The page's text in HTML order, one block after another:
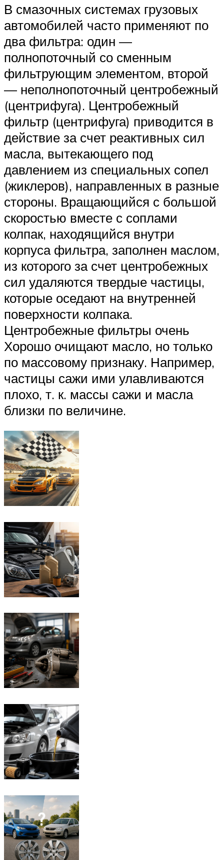
В смазочных системах грузовых
автомобилей часто применяют по
два фильтра: один —
полнопоточный со сменным
фильтрующим элементом, второй
— неполнопоточный центробежный
(центрифуга). Центробежный
фильтр (центрифуга) приводится в
действие за счет реактивных сил
масла, вытекающего под
давлением из специальных сопел
(жиклеров), направленных в разные
стороны. Вращающийся с большой
скоростью вместе с соплами
колпак, находящийся внутри
корпуса фильтра, заполнен маслом,
из которого за счет центробежных
сил удаляются твердые частицы,
которые оседают на внутренней
поверхности колпака.
Центробежные фильтры очень
Хорошо очищают масло, но только
по массовому признаку. Например,
частицы сажи ими улавливаются
плохо, т. к. массы сажи и масла
близки по величине.